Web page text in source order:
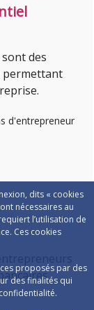
dits « cookies
nécessaires au
l’utilisation de
Ces cookies
proposés par des
des finalités qui
des
permettant
d'entrepreneur